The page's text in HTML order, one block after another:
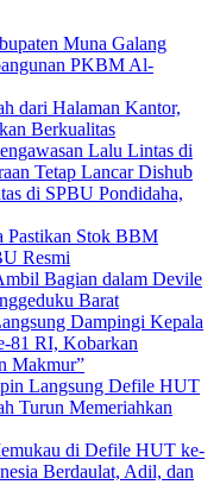
Muna Galang
PKBM Al-
dari Halaman Kantor,
Berkualitas
Lalu Lintas di
Tetap Lancar Dishub
di SPBU Pondidaha,
Pastikan Stok BBM
Resmi
Bagian dalam Devile
Barat
Dampingi Kepala
81 RI, Kobarkan
Makmur”
Langsung Defile HUT
Turun Memeriahkan
di Defile HUT ke-
Berdaulat, Adil, dan